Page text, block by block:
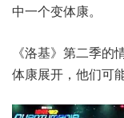
中一个变体康。
《洛基》第二季
体康展开，他们可